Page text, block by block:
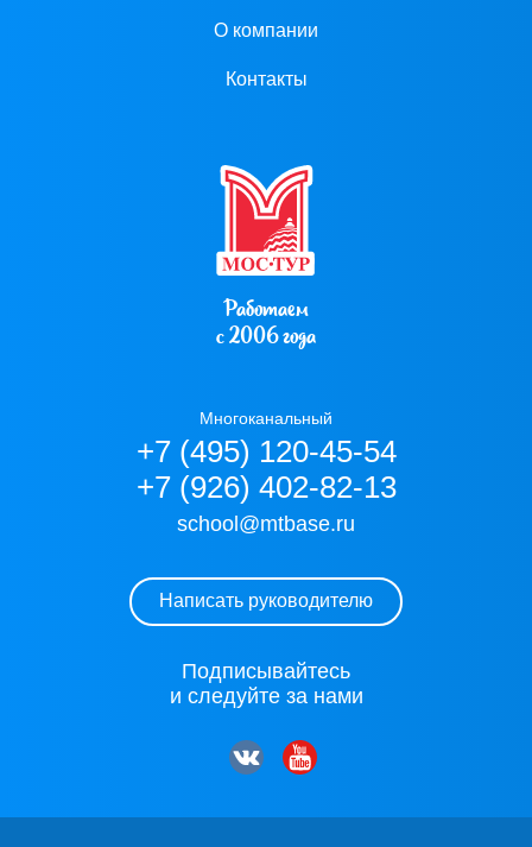
О компании
Контакты
Работаем
с 2006 года
Многоканальный
+7 (495) 120-45-54
+7 (926) 402-82-13
school@mtbase.ru
Написать руководителю
Подписывайтесь
и следуйте за нами